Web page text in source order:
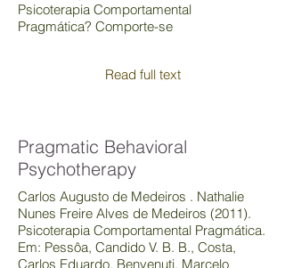
Psicoterapia Comportamental
Pragmática? Comporte-se
Read full text
Pragmatic Behavioral
Psychotherapy
Carlos Augusto de Medeiros . Nathalie
Nunes Freire Alves de Medeiros (2011).
Psicoterapia Comportamental Pragmática.
Em: Pessôa, Candido V. B. B., Costa,
Carlos Eduardo, Benvenuti, Marcelo